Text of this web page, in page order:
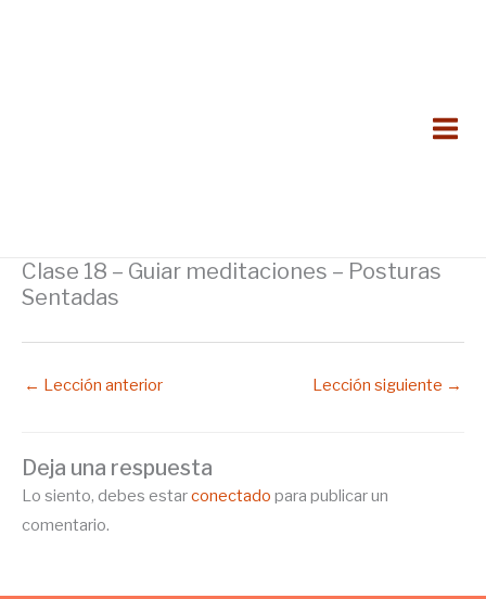
Clase 18 – Guiar meditaciones – Posturas
Sentadas
← Lección anterior Lección siguiente →
Deja una respuesta
Lo siento, debes estarconectado para publicar un
comentario.